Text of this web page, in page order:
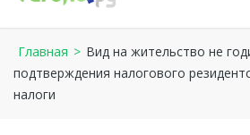
Главная > Вид на жительство не
подтверждения налогового
налоги